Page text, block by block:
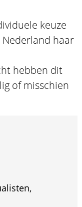
keuze
haar
hebben dit
of misschien